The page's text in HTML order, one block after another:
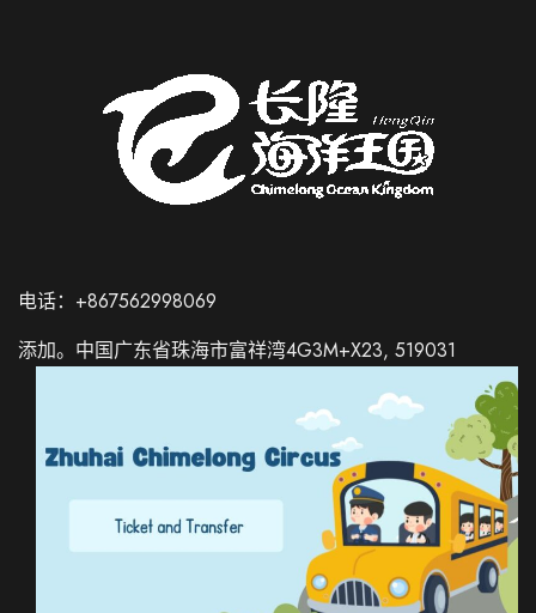
电话：+867562998069
添加。中国广东省珠海市富祥湾4G3M+X23, 519031
German
Italian
Russian